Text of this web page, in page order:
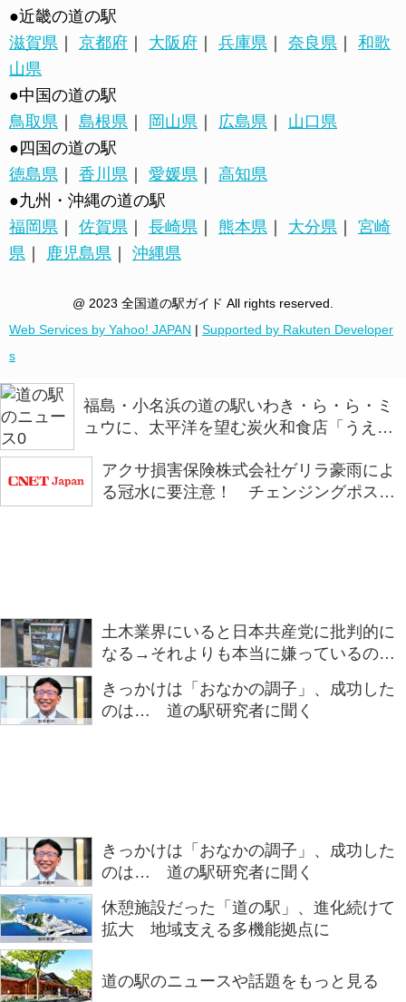
●近畿の道の駅
滋賀県 ｜ 京都府 ｜ 大阪府 ｜ 兵庫県 ｜ 奈良県 ｜ 和歌
山県
●中国の道の駅
鳥取県 ｜ 島根県 ｜ 岡山県 ｜ 広島県 ｜ 山口県
●四国の道の駅
徳島県 ｜ 香川県 ｜ 愛媛県 ｜ 高知県
●九州・沖縄の道の駅
福岡県 ｜ 佐賀県 ｜ 長崎県 ｜ 熊本県 ｜ 大分県 ｜ 宮崎
県 ｜ 鹿児島県 ｜ 沖縄県
@ 2023 全国道の駅ガイド All rights reserved.
Web Services by Yahoo! JAPAN | Supported by Rakuten Developer
s
福島・小名浜の道の駅いわき・ら・ら・ミ
ュウに、太平洋を望む炭火和食店「うえの
アクサ損害保険株式会社ゲリラ豪雨によ
る冠水に要注意！ チェンジングポスタ
土木業界にいると日本共産党に批判的に
なる→それよりも本当に嫌っているのは
怒りっぷりなの……。」
きっかけは「おなかの調子」、成功した
のは… 道の駅研究者に聞く
きっかけは「おなかの調子」、成功した
のは… 道の駅研究者に聞く
休憩施設だった「道の駅」、進化続けて
拡大 地域支える多機能拠点に
道の駅のニュースや話題をもっと見る